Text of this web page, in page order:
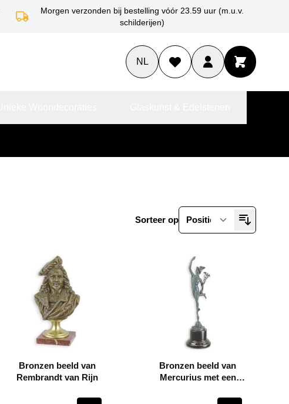
Morgen verzonden bij bestelling vóór 23.59 uur (m.u.v.
schilderijen)
NL
Sorteer op
Bronzen beeld van
Rembrandt van Rijn
Bronzen beeld van
Mercurius met een